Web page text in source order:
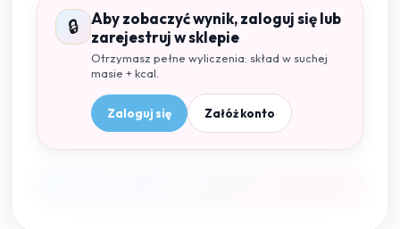
🔒
Aby zobaczyć wynik, zaloguj się lub
zarejestruj w sklepie
Otrzymasz pełne wyliczenia: skład w suchej
masie + kcal.
Zaloguj się Załóż konto